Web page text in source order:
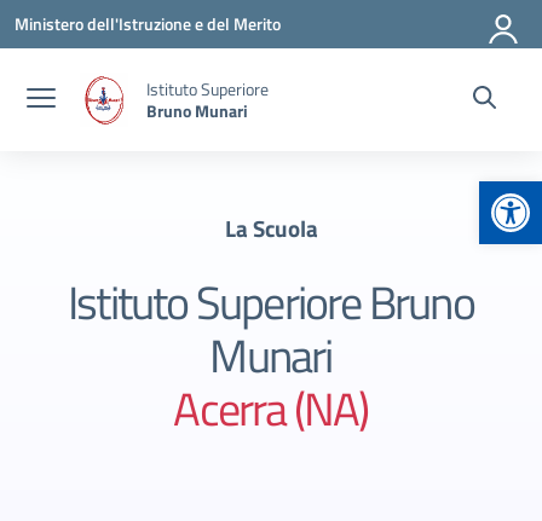
Vai ai contenuti
Vai al menu di navigazione
Vai al footer
Ministero dell'Istruzione e del Merito
Istituto Superiore
Bruno Munari
La Scuola
Istituto Superiore Bruno
Munari
Acerra (NA)